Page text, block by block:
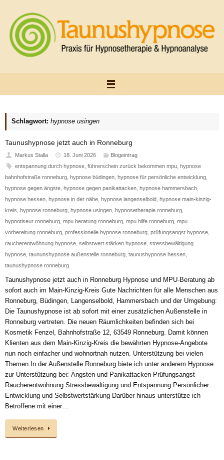
springen
Schlagwort: hypnose usingen
Taunushypnose jetzt auch in Ronneburg
Markus Stalla 18. Juni 2026
Blogeintrag
entspannung durch hypnose, führerschein zurück bekommen mpu, hypnose
bahnhofstraße ronneburg hypnose büdingen hypnose für persönliche entwicklung
hypnose gegen ängste hypnose gegen panikattacken hypnose hammersbach
hypnose hessen hypnose in der nähe hypnose langenselbold hypnose main-kinzig-
kreis hypnose ronneburg hypnose usingen hypnosetherapie ronneburg
hypnotiseur ronneburg mpu beratung ronneburg mpu hilfe ronneburg mpu
vorbereitung ronneburg professionelle hypnose ronneburg prüfungsangst hypnose
raucherentwöhnung hypnose selbstwert stärken hypnose stressbewältigung
hypnose taununshypnose außenstelle ronneburg taunushypnose hessen
taunushypnose ronneburg
Taunushypnose jetzt auch in Ronneburg Hypnose und MPU-Beratung ab
sofort auch im Main-Kinzig-Kreis Gute Nachrichten für alle Menschen aus
Ronneburg, Büdingen, Langenselbold, Hammersbach und der Umgebung:
Die Taunushypnose ist ab sofort mit einer zusätzlichen Außenstelle in
Ronneburg vertreten. Die neuen Räumlichkeiten befinden sich bei
Kosmetik Fenzel, Bahnhofstraße 12, 63549 Ronneburg. Damit können
Klienten aus dem Main-Kinzig-Kreis die bewährten Hypnose-Angebote
nun noch einfacher und wohnortnah nutzen. Unterstützung bei vielen
Themen In der Außenstelle Ronneburg biete ich unter anderem Hypnose
zur Unterstützung bei: Ängsten und Panikattacken Prüfungsangst
Raucherentwöhnung Stressbewältigung und Entspannung Persönlicher
Entwicklung und Selbstwertstärkung Darüber hinaus unterstütze ich
Betroffene mit einer…
Weiterlesen